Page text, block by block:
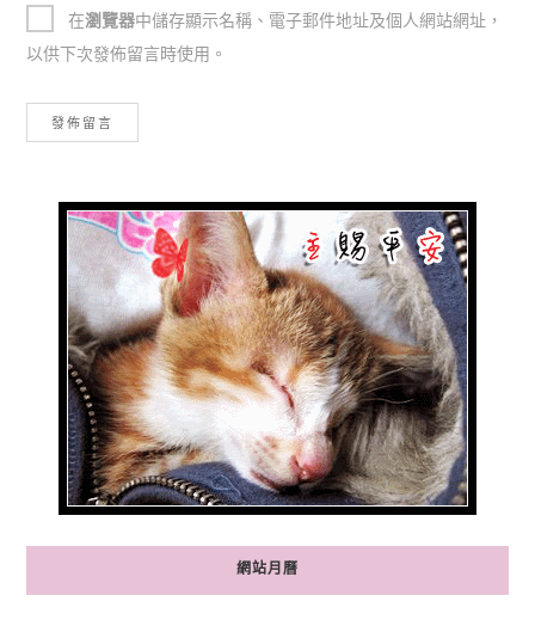
在瀏覽器中儲存顯示名稱、電子郵件地址及個人網站網址，
以供下次發佈留言時使用。
網站月曆